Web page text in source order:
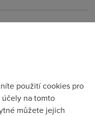
Na to aby přišel,
dělá něco
použití cookies pro
na tomto
můžete jejich